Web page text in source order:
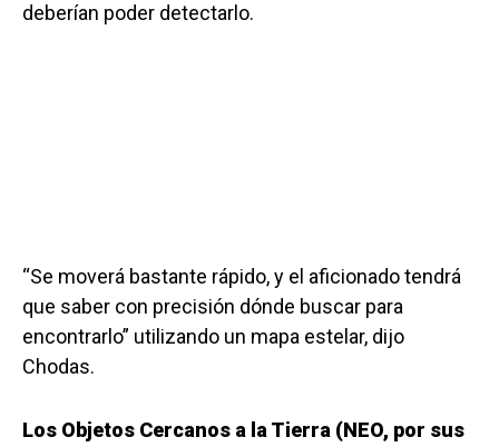
deberían poder detectarlo.
“Se moverá bastante rápido, y el aficionado tendrá
que saber con precisión dónde buscar para
encontrarlo” utilizando un mapa estelar, dijo
Chodas.
Los Objetos Cercanos a la Tierra (NEO, por sus